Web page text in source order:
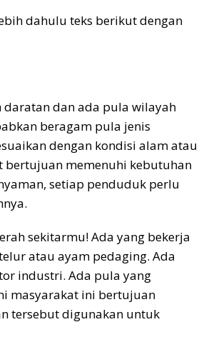
dahulu teks berikut dengan
daratan dan ada pula wilayah
beragam pula jenis
dengan kondisi alam atau
bertujuan memenuhi kebutuhan
setiap penduduk perlu
sekitarmu! Ada yang bekerja
atau ayam pedaging. Ada
industri. Ada pula yang
masyarakat ini bertujuan
tersebut digunakan untuk